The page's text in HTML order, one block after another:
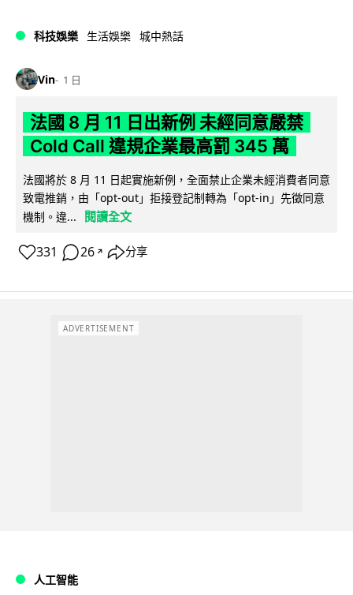
科技娛樂 生活娛樂 城中熱話
Vin 1 日
法國 8 月 11 日出新例 未經同意嚴禁
Cold Call 違規企業最高罰 345 萬
法國將於 8 月 11 日起實施新例，全面禁止企業未經消費者同意
致電推銷，由「opt-out」拒接登記制轉為「opt-in」先徵同意
機制。違...
閱讀全文
331 26 ↗ 分享
ADVERTISEMENT
人工智能